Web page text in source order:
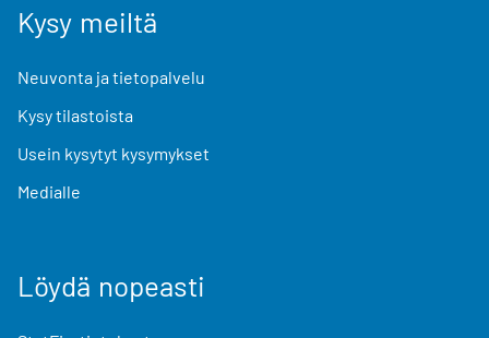
Kysy meiltä
Neuvonta ja tietopalvelu
Kysy tilastoista
Usein kysytyt kysymykset
Medialle
Löydä nopeasti